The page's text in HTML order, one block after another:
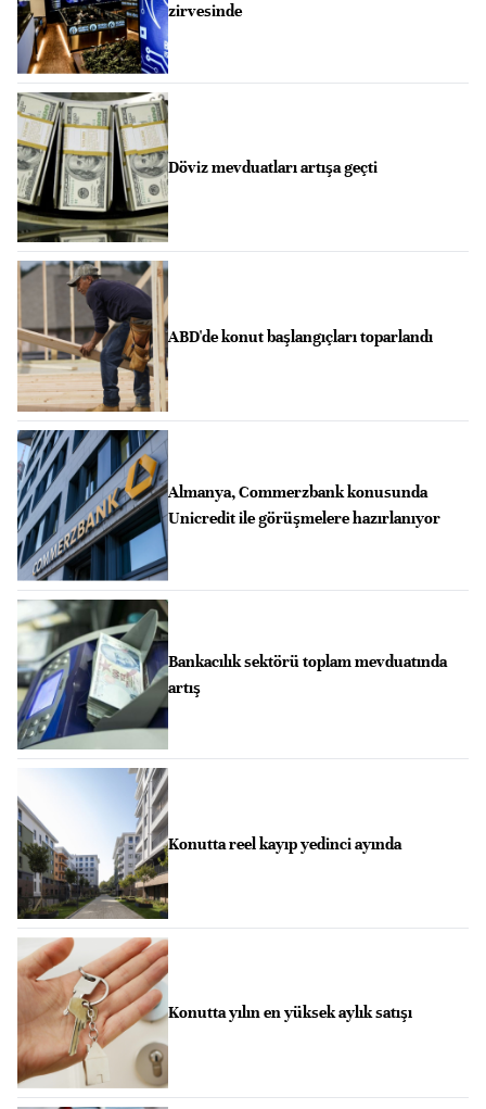
zirvesinde
Döviz mevduatları artışa geçti
ABD'de konut başlangıçları toparlandı
Almanya, Commerzbank konusunda
Unicredit ile görüşmelere hazırlanıyor
Bankacılık sektörü toplam mevduatında
artış
Konutta reel kayıp yedinci ayında
Konutta yılın en yüksek aylık satışı